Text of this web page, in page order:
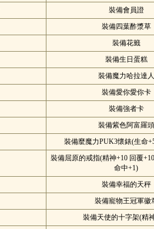
裝備會員證
裝備四葉酢漿草
裝備花籤
裝備生日蛋糕
裝備魔力哈拉達人
裝備愛你愛你卡
裝備強者卡
裝備紫色阿富羅頭
裝備麼魔力PUK3懷錶(生命
裝備屈原的戒指(精神+10 回覆
命中+1)
裝備幸福的天秤
裝備寵物王冠軍徽
裝備天使的十字架(精